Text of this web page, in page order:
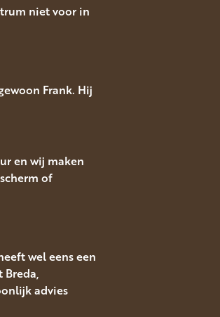
niet voor in
Frank. Hij
en wij maken
of
wel eens een
advies